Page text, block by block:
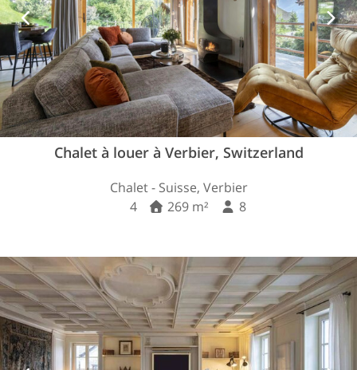
Chalet à louer à Verbier, Switzerland
Chalet - Suisse, Verbier
4
269 m² 8